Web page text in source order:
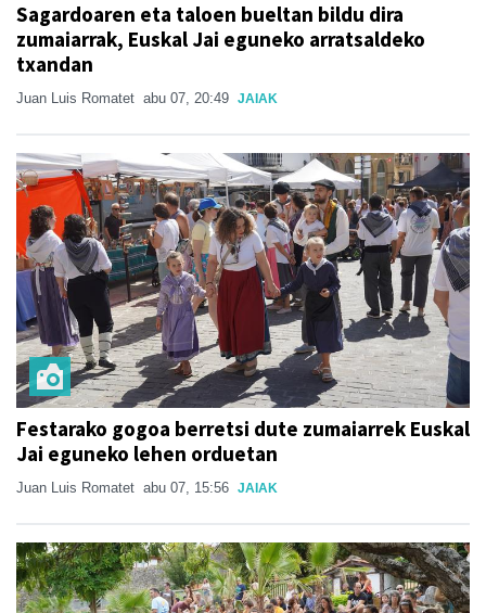
Sagardoaren eta taloen bueltan bildu dira
zumaiarrak, Euskal Jai eguneko arratsaldeko
txandan
Juan Luis Romatet abu 07, 20:49 JAIAK
Festarako gogoa berretsi dute zumaiarrek Euskal
Jai eguneko lehen orduetan
Juan Luis Romatet abu 07, 15:56 JAIAK